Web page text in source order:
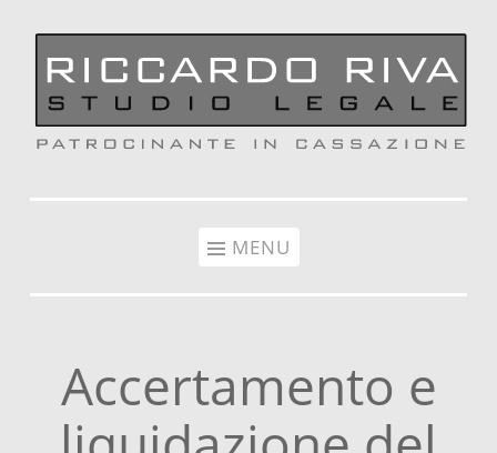
MENU
Accertamento e